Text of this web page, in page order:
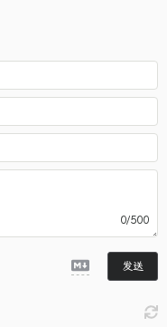
0/500
发送